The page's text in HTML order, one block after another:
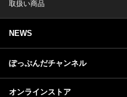
取扱い商品
NEWS
ぽっぷんだチャンネル
オンラインストア